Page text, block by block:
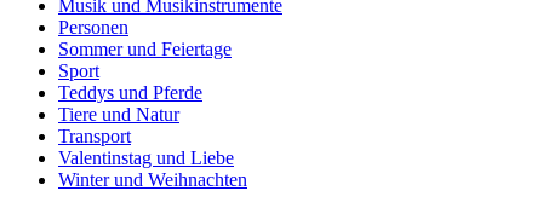
Musik und Musikinstrumente
Personen
Sommer und Feiertage
Sport
Teddys und Pferde
Tiere und Natur
Transport
Valentinstag und Liebe
Winter und Weihnachten